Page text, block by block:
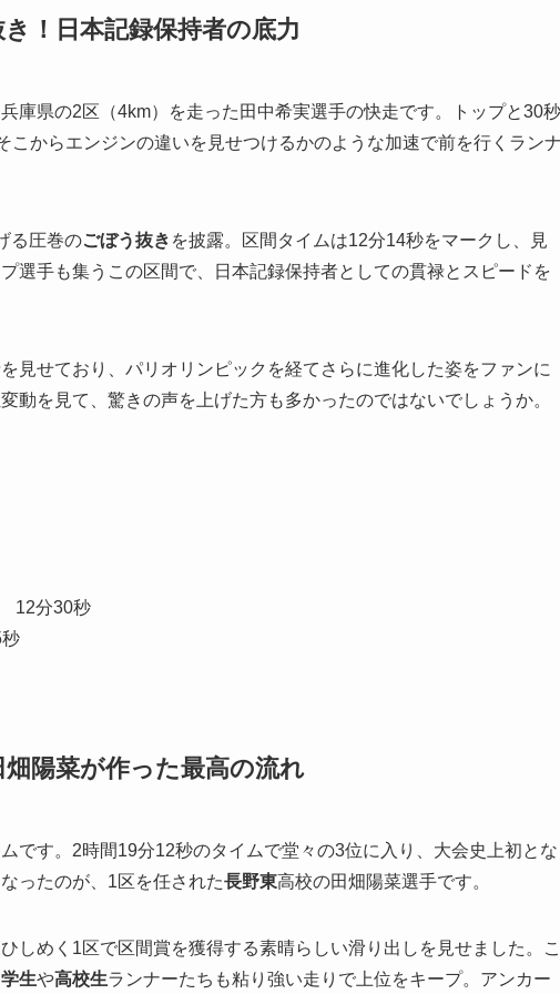
！日本記録保持者の底力
庫県の2区（4km）を走った田中希実選手の快走です。トップと30秒
こからエンジンの違いを見せつけるかのような加速で前を行くラン
る圧巻のごぼう抜き を披露。区間タイムは12分14秒をマークし、見
選手も集うこの区間で、日本記録保持者としての貫禄とスピードを
見せており、パリオリンピックを経てさらに進化した姿をファンに
動を見て、驚きの声を上げた方も多かったのではないでしょうか。
12分30秒
陽菜が作った最高の流れ
です。2時間19分12秒のタイムで堂々の3位に入り、大会史上初とな
ったのが、1区を任された長野東高校の田畑陽菜選手です。
しめく1区で区間賞を獲得する素晴らしい滑り出しを見せました。こ
生や高校生ランナーたちも粘り強い走りで上位をキープ。アンカー